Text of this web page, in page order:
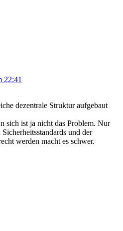
22:41
dezentrale Struktur aufgebaut
sich ist ja nicht das Problem. Nur
und der
werden macht es schwer.